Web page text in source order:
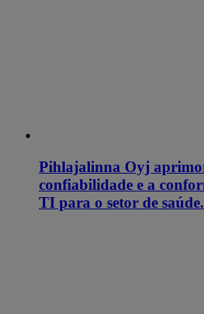
Pihlajalinna Oyj
confiabilidade e a
TI para o setor de saúde.